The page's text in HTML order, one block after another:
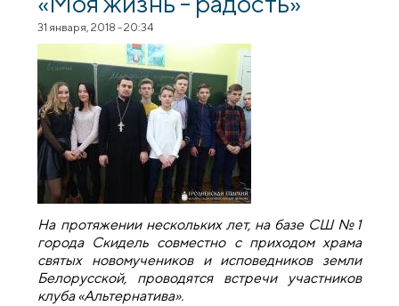
31 января, 2018 - 20:34
На протяжении нескольких лет, на базе СШ №1
города Скидель совместно с приходом храма
святых новомучеников и исповедников земли
Белорусской, проводятся встречи участников
клуба «Альтернатива».